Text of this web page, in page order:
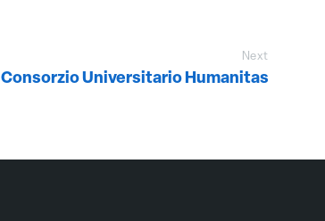
Next
Consorzio Universitario Humanitas